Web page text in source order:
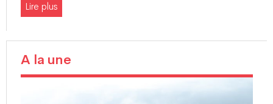
Lire plus
A la une